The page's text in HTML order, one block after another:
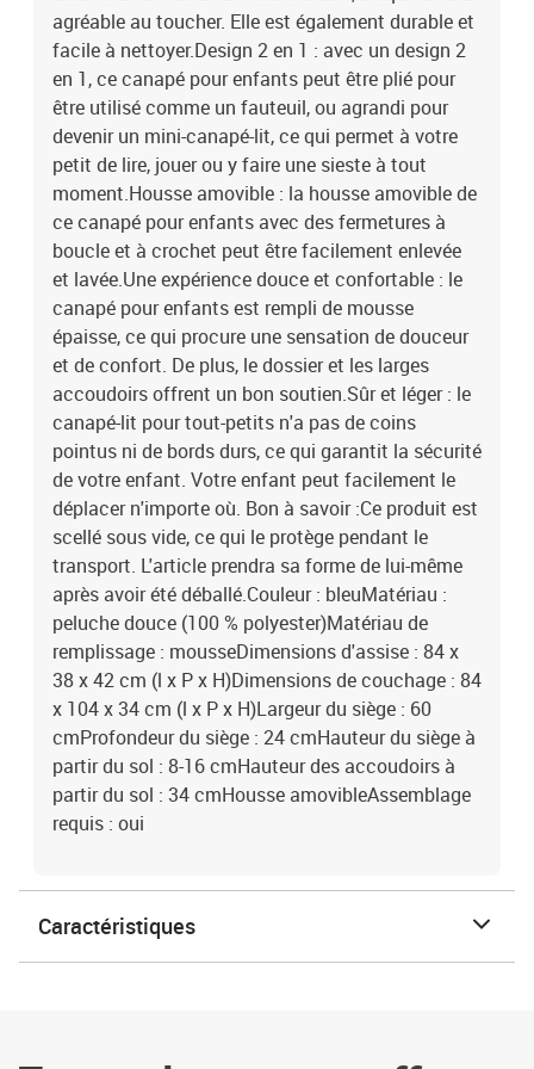
agréable au toucher. Elle est également durable et
facile à nettoyer.Design 2 en 1 : avec un design 2
en 1, ce canapé pour enfants peut être plié pour
être utilisé comme un fauteuil, ou agrandi pour
devenir un mini-canapé-lit, ce qui permet à votre
petit de lire, jouer ou y faire une sieste à tout
moment.Housse amovible : la housse amovible de
ce canapé pour enfants avec des fermetures à
boucle et à crochet peut être facilement enlevée
et lavée.Une expérience douce et confortable : le
canapé pour enfants est rempli de mousse
épaisse, ce qui procure une sensation de douceur
et de confort. De plus, le dossier et les larges
accoudoirs offrent un bon soutien.Sûr et léger : le
canapé-lit pour tout-petits n'a pas de coins
pointus ni de bords durs, ce qui garantit la sécurité
de votre enfant. Votre enfant peut facilement le
déplacer n'importe où. Bon à savoir :Ce produit est
scellé sous vide, ce qui le protège pendant le
transport. L'article prendra sa forme de lui-même
après avoir été déballé.Couleur : bleuMatériau :
peluche douce (100 % polyester)Matériau de
remplissage : mousseDimensions d'assise : 84 x
38 x 42 cm (l x P x H)Dimensions de couchage : 84
x 104 x 34 cm (l x P x H)Largeur du siège : 60
cmProfondeur du siège : 24 cmHauteur du siège à
partir du sol : 8-16 cmHauteur des accoudoirs à
partir du sol : 34 cmHousse amovibleAssemblage
requis : oui
Caractéristiques